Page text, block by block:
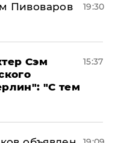
Пивоваров
19:30
Сэм
"С тем
15:37